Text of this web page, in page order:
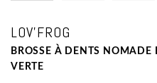
LOV'FROG
BROSSE À DENTS
VERTE